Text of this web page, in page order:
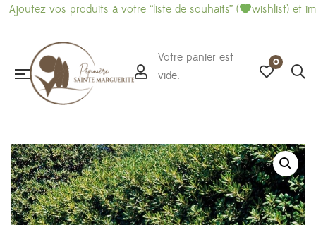
produits à votre “liste de souhaits” ( wishlist) et imprimez-
Votre panier est
vide.
0